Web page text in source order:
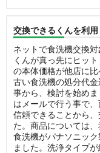
交換できるくんを利
ネットで食洗機交換
くんが真っ先にヒッ
の本体価格が他店に比
古い食洗機の処分代
事から、検討を始め
はメールで行う事で
信頼できることから
た。商品については
食洗機がパナソニッ
ました。洗浄タイプ